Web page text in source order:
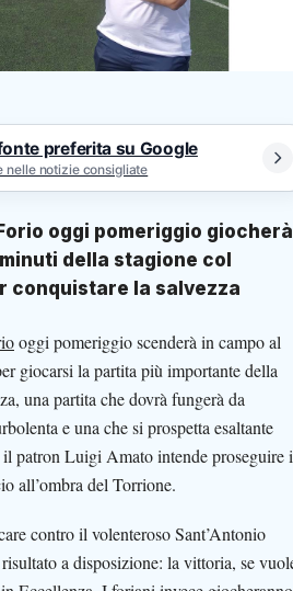
preferita su Google
nelle notizie consigliate
oggi pomeriggio
della stagione col
conquistare la salvezza
oggi pomeriggio scenderà in campo al
giocarsi la partita più importante della
una partita che dovrà fungerà da
e una che si prospetta esaltante
il patron Luigi Amato intende proseguire
all’ombra del Torrione.
contro il volenteroso Sant’Antonio
a disposizione: la vittoria, se